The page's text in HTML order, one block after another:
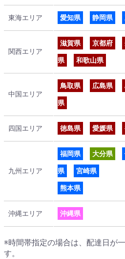
東海エリア 愛知県 静岡県
関西エリア
滋賀県 京都府
県 和歌山県
中国エリア
鳥取県 広島県
県
四国エリア 徳島県 愛媛県
九州エリア
福岡県 大分県
県 宮崎県
熊本県
沖縄エリア 沖縄県
※時間帯指定の場合は、配達日が
す。